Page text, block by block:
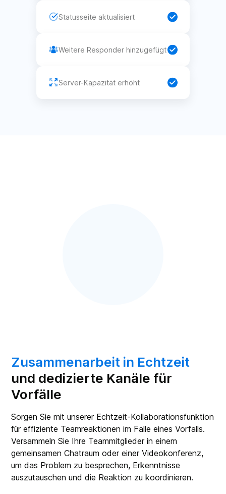
Statusseite aktualisiert
Weitere Responder hinzugefügt
Server-Kapazität erhöht
Zusammenarbeit in Echtzeit
und dedizierte Kanäle für
Vorfälle
Sorgen Sie mit unserer Echtzeit-Kollaborationsfunktion
für effiziente Teamreaktionen im Falle eines Vorfalls.
Versammeln Sie Ihre Teammitglieder in einem
gemeinsamen Chatraum oder einer Videokonferenz,
um das Problem zu besprechen, Erkenntnisse
auszutauschen und die Reaktion zu koordinieren.